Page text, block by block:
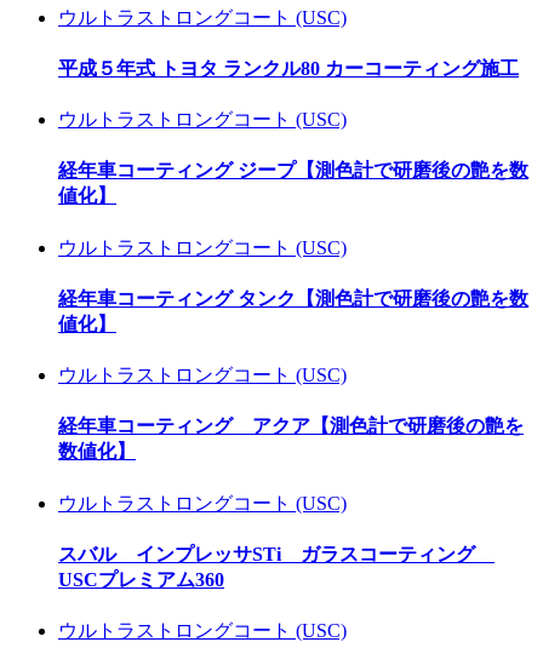
ウルトラストロングコート (USC)
平成５年式 トヨタ ランクル80 カーコーティング施工
ウルトラストロングコート (USC)
経年車コーティング ジープ【測色計で研磨後の艶を数
値化】
ウルトラストロングコート (USC)
経年車コーティング タンク【測色計で研磨後の艶を数
値化】
ウルトラストロングコート (USC)
経年車コーティング アクア【測色計で研磨後の艶を
数値化】
ウルトラストロングコート (USC)
スバル インプレッサSTi ガラスコーティング
USCプレミアム360
ウルトラストロングコート (USC)